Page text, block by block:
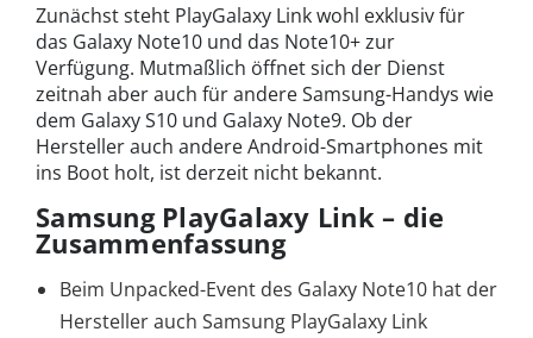
Zunächst steht PlayGalaxy Link wohl exklusiv für
das Galaxy Note10 und das Note10+ zur
Verfügung. Mutmaßlich öffnet sich der Dienst
zeitnah aber auch für andere Samsung-Handys wie
dem Galaxy S10 und Galaxy Note9. Ob der
Hersteller auch andere Android-Smartphones mit
ins Boot holt, ist derzeit nicht bekannt.
Samsung PlayGalaxy Link – die
Zusammenfassung
Beim Unpacked-Event des Galaxy Note10 hat der
Hersteller auch Samsung PlayGalaxy Link